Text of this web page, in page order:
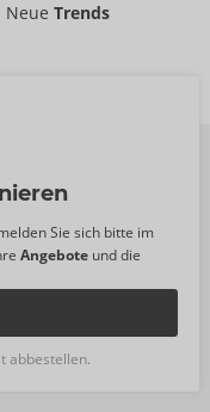
NeueTrends
Sie sich bitte im
Angebote und die
abbestellen.